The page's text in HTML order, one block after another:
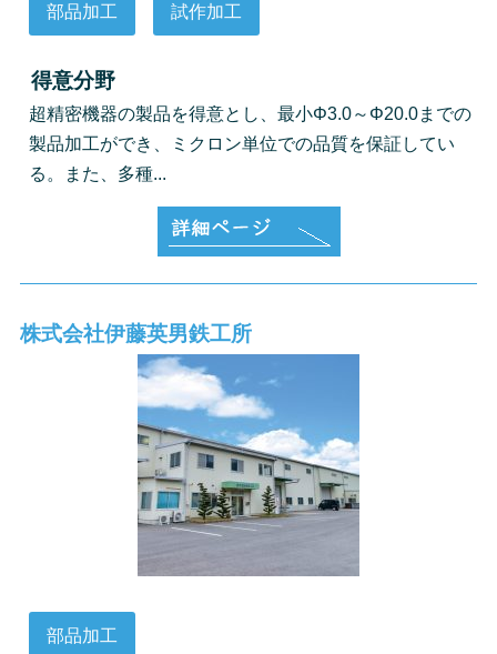
部品加工 試作加工
得意分野
超精密機器の製品を得意とし、最小Φ3.0～Φ20.0までの
製品加工ができ、ミクロン単位での品質を保証してい
る。また、多種...
株式会社伊藤英男鉄工所
部品加工